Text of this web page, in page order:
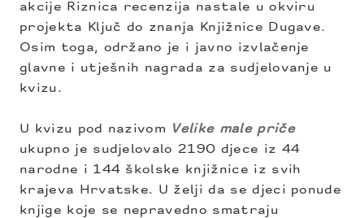
akcije Riznica recenzija nastale u okviru
projekta Ključ do znanja Knjižnice Dugave.
Osim toga, održano je i javno izvlačenje
glavne i utješnih nagrada za sudjelovanje u
kvizu.
U kvizu pod nazivom
Velike male priče
ukupno je sudjelovalo 2190 djece iz 44
narodne i 144 školske knjižnice iz svih
krajeva Hrvatske. U želji da se djeci ponude
knjige koje se nepravedno smatraju